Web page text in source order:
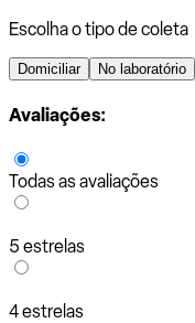
Escolha o tipo de coleta
Domiciliar No laboratório
Avaliações:
Todas as avaliações
5 estrelas
4 estrelas